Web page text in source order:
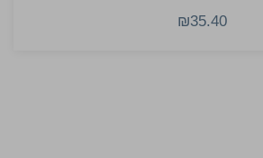
₪35.40